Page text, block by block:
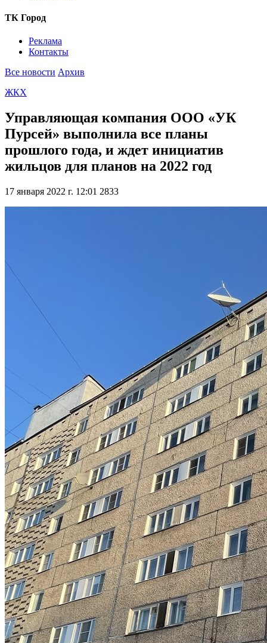
ТК Город
Реклама
Контакты
Все новости Архив
ЖКХ
Управляющая компания ООО «УК
Пурсей» выполнила все планы
прошлого года, и ждет инициатив
жильцов для планов на 2022 год
17 января 2022 г. 12:01 2833